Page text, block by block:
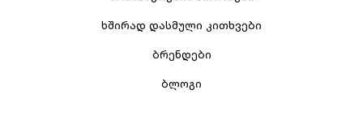
ხშირად დასმული კითხვები
ბრენდები
ბლოგი